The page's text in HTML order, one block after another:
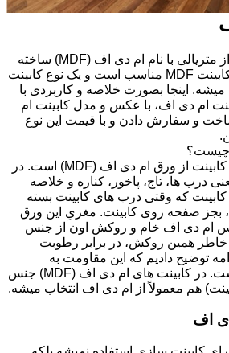
کابینت ام دی اف از متریالی با نام ام دی اف (MDF) ساخته
شده. قیمت مدل کابینت MDF مناسب است و یک نوع کابینت
اینجا بصورت خلاصه و کاربردی با
ام دی اف، با عکس و مدل کابینت ام
و سفارش دادن و با قیمت این نوع
چیست؟
جنس بدنه این نوع کابینت از ورق ام دی اف (MDF) است. در
یعنی درب ها، تاج، پاخور، کناره و خلاصه
که وقتی درب های کابینت بسته
بجز صفحه روی کابینت. مغزیِ این ورق
ام دی اف خام و روکش اون از جنس
خاطر همین روکش، در برابر رطوبت
توضیح دادیم که این مقاومت به
رطوبت، کامل نیست. در کابینت های ام دی اف (MDF) جنس
هم معمولاً از ام دی اف انتخاب میشه.
اف